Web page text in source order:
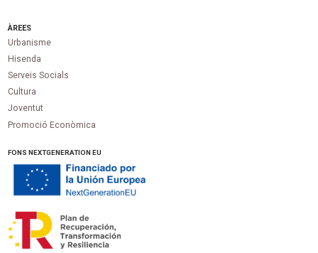
ÀREES
Urbanisme
Hisenda
Serveis Socials
Cultura
Joventut
Promoció Econòmica
FONS NEXTGENERATION EU